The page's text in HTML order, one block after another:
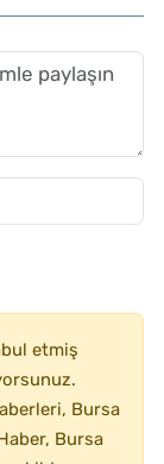
etmiş
Bursa
Bursa